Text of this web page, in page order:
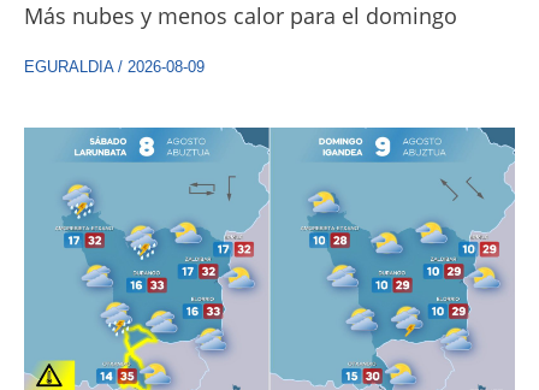
Más nubes y menos calor para el domingo
EGURALDIA/ 2026-08-09